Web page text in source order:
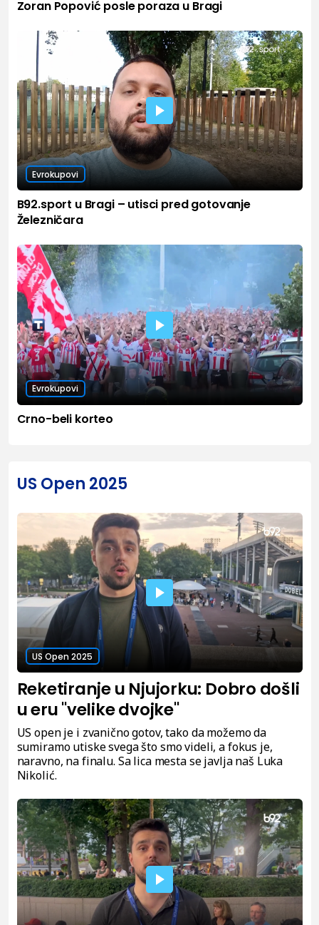
Zoran Popović posle poraza u Bragi
Evrokupovi
B92.sport u Bragi – utisci pred gotovanje
Železničara
Evrokupovi
Crno-beli korteo
US Open 2025
US Open 2025
Reketiranje u Njujorku: Dobro došli
u eru "velike dvojke"
US open je i zvanično gotov, tako da možemo da
sumiramo utiske svega što smo videli, a fokus je,
naravno, na finalu. Sa lica mesta se javlja naš Luka
Nikolić.